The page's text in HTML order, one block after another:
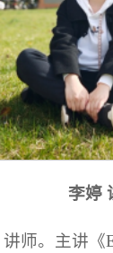
李婷
师。主讲